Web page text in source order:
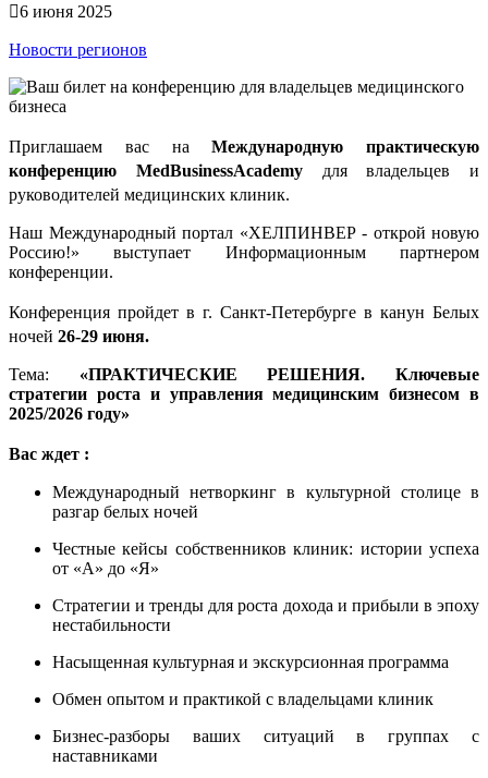
6 июня 2025
Новости регионов
Приглашаем вас наМеждународную практическую
конференцию MedBusinessAcademyдля владельцев и
руководителей медицинских клиник.
Наш Международный портал «ХЕЛПИНВЕР - открой новую
Россию!» выступает Информационным партнером
конференции.
Конференция пройдет в г. Санкт-Петербурге в канун Белых
ночей 26-29 июня.
Тема: «ПРАКТИЧЕСКИЕ РЕШЕНИЯ. Ключевые
стратегии роста и управления медицинским бизнесом в
2025/2026 году»
Вас ждет :
️Международный нетворкинг в культурной столице в
разгар белых ночей
️Честные кейсы собственников клиник: истории успеха
от «А» до «Я»
️Стратегии и тренды для роста дохода и прибыли в эпоху
нестабильности
️Насыщенная культурная и экскурсионная программа
️Обмен опытом и практикой с владельцами клиник
️Бизнес-разборы ваших ситуаций в группах с
наставниками